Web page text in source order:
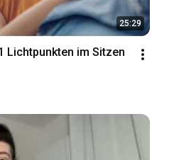
25:29
Lichtpunkten im Sitzen